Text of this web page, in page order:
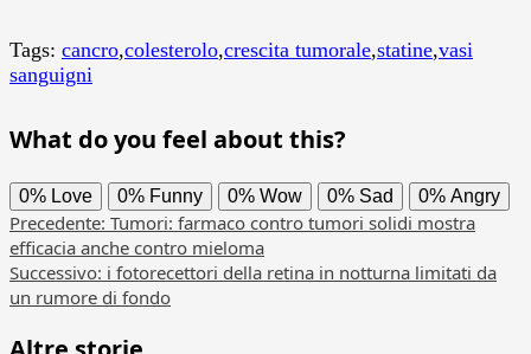
Tags: cancro,colesterolo,crescita tumorale,statine,vasi
sanguigni
What do you feel about this?
0% Love 0% Funny 0% Wow 0% Sad 0% Angry
Navigazione
articolo
Precedente: Tumori: farmaco contro tumori solidi mostra
efficacia anche contro mieloma
Successivo: i fotorecettori della retina in notturna limitati da
un rumore di fondo